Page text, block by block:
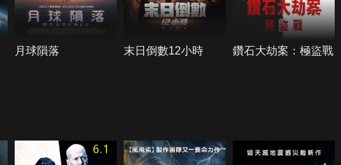
月球隕落 末日倒數12小時 鑽石大劫案：極盜戰
6.1